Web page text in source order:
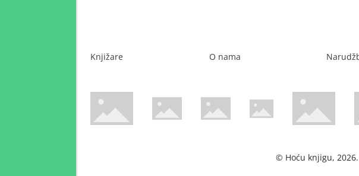
Knjižare O nama
WsPay web stranicaMaestro web stranicaMastercard web stranicaAmerican Express web
Visa web stranica
© Hoću knjigu,